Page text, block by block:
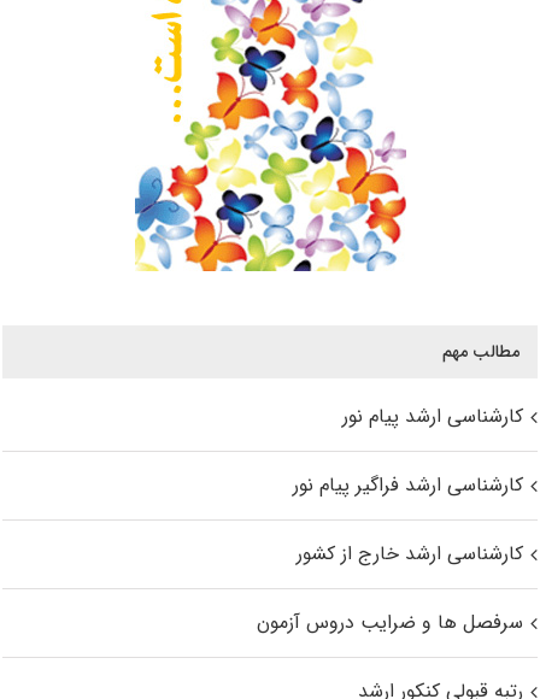
مطالب مهم
کارشناسی ارشد پیام نور
کارشناسی ارشد فراگیر پیام نور
کارشناسی ارشد خارج از کشور
سرفصل ها و ضرایب دروس آزمون
رتبه قبولی کنکور ارشد